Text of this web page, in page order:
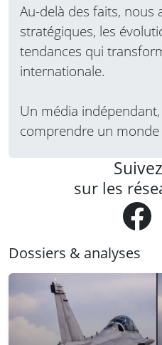
Au-delà des faits, nous
stratégiques, les
tendances qui
internationale.
Un média
comprendre un
sur les
Dossiers & analyses